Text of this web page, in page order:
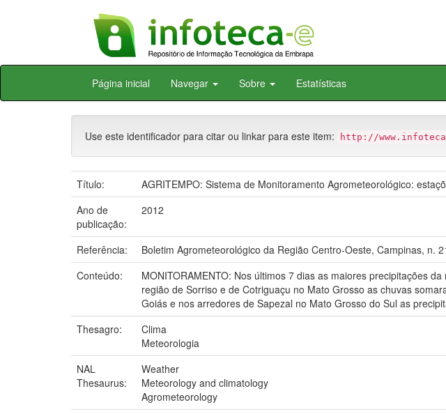
Skip
Página inicial Navegar Sobre Estatísticas
Use este identificador para citar ou linkar para este item: http://
Título:
AGRITEMPO: Sistema de Monitoramento Agrometeorológico:
Ano de
publicação:
2012
Referência:
Boletim Agrometeorológico da Região Centro-Oeste, Campinas, n.
Conteúdo:
MONITORAMENTO: Nos últimos 7 dias as maiores precipitações
região de Sorriso e de Cotriguaçu no Mato Grosso as chuvas
Goiás e nos arredores de Sapezal no Mato Grosso do Sul as
Thesagro:
Clima
Meteorologia
NAL
Thesaurus:
Weather
Meteorology and climatology
Agrometeorology